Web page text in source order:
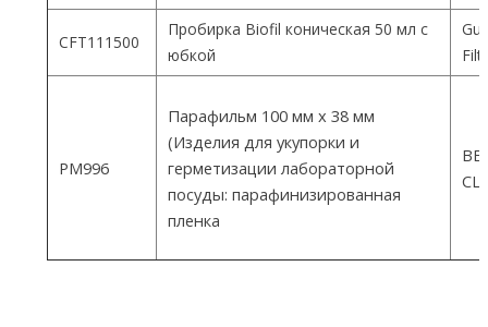
CFT111500
Пробирка Biofil коническая 50 мл с
юбкой
PM996
Парафильм 100 мм х 38 мм
(Изделия для укупорки и
герметизации лабораторной
посуды: парафинизированная
пленка